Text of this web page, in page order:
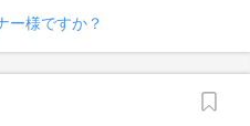
ー様ですか？